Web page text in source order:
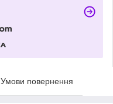
Умови повернення